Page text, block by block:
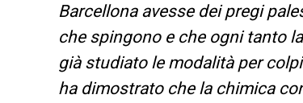
Barcellona avesse dei pregi
che spingono e che ogni tanto
già studiato le modalità per
ha dimostrato che la chimica